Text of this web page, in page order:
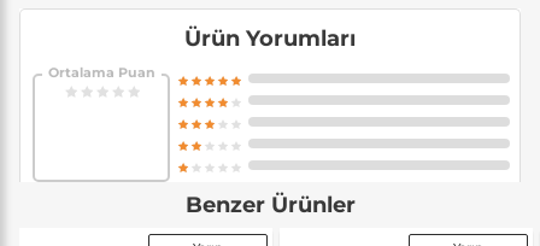
Ürün Yorumları
Ortalama Puan
Benzer Ürünler